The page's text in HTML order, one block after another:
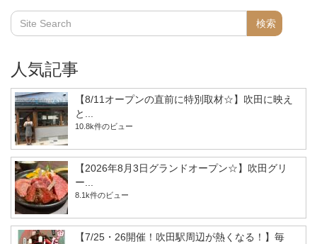
人気記事
【8/11オープンの直前に特別取材☆】吹田に映え
と...
10.8k件のビュー
【2026年8月3日グランドオープン☆】吹田グリ
ー...
8.1k件のビュー
【7/25・26開催！吹田駅周辺が熱くなる！】毎